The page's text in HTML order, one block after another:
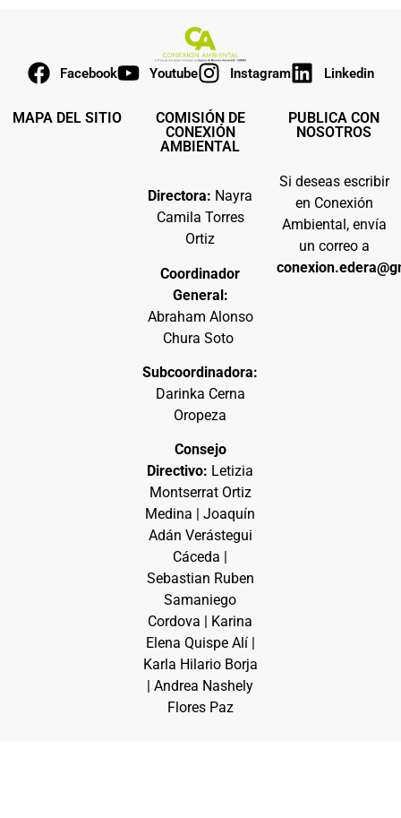
Facebook Youtube Instagram Linkedin
MAPA DEL SITIO
COMISIÓN DE
CONEXIÓN
AMBIENTAL
Directora: Nayra
Camila Torres
Ortiz
Coordinador
General:
Abraham Alonso
Chura Soto
Subcoordinadora:
Darinka Cerna
Oropeza
Consejo
Directivo: Letizia
Montserrat Ortiz
Medina | Joaquín
Adán Verástegui
Cáceda |
Sebastian Ruben
Samaniego
Cordova | Karina
Elena Quispe Alí |
Karla Hilario Borja
| Andrea Nashely
Flores Paz
PUBLICA CON
NOSOTROS
Si deseas escribir
en Conexión
Ambiental, envía
un correo a